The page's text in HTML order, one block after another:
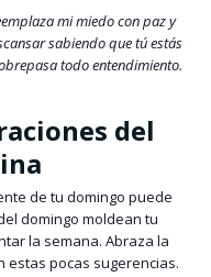
mi miedo con paz y
sabiendo que tú estás
todo entendimiento.
del
de tu domingo puede
domingo moldean tu
la semana. Abraza la
estas pocas sugerencias.